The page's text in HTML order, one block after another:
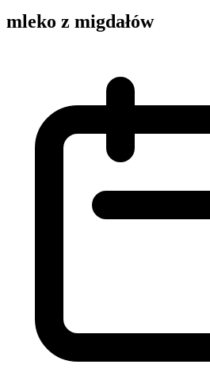
mleko z migdałów